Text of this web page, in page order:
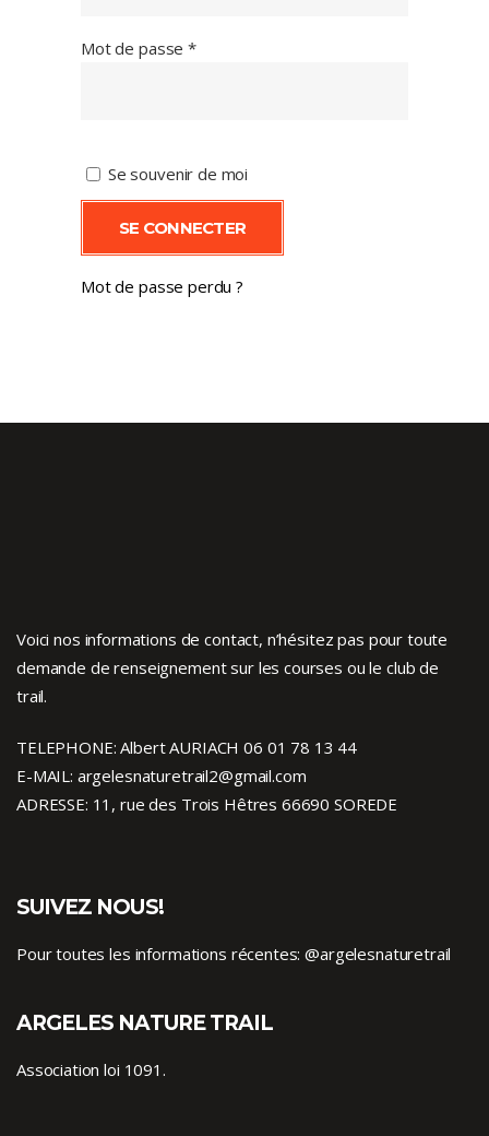
Mot de passe*Obligatoire
Se souvenir de moi
SE CONNECTER
Mot de passe perdu ?
Voici nos informations de contact, n’hésitez pas pour toute
demande de renseignement sur les courses ou le club de
trail.
TELEPHONE: Albert AURIACH 06 01 78 13 44
E-MAIL: argelesnaturetrail2@gmail.com
ADRESSE: 11, rue des Trois Hêtres 66690 SOREDE
SUIVEZ NOUS!
Pour toutes les informations récentes:@argelesnaturetrail
ARGELES NATURE TRAIL
Association loi 1091.